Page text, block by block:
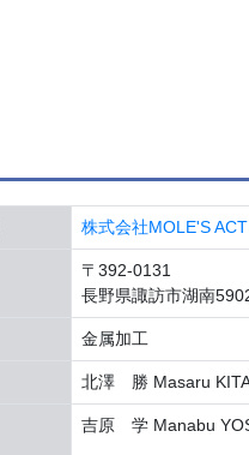
株式会社MOLE'S
〒392-0131
長野県諏訪市湖南
金属加工
北澤 勝 Masaru
吉原 学 Manabu